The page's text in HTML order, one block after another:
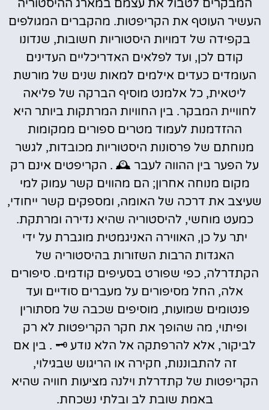
המבקרים לטבול את עצמם במארג ההיסטוריה
העשיר העוטף את הקריפטות. מהקברים המגולפים
בקפידה של דמויות היסטוריות חשובות, שנדונו
קודם לכן, ועד לפלאים האדריכליים העדינים
העומדים כעדים אילמים למאות שנים של מורשת
ליטאית, כל אלמנט מוסיף הברקה של פליאה
לחוויית המבקר. בין החוויות המרתקות ביותר היא
ההזדמנות לעמוד מטרים ספורים ממקומות
מנוחתם של פרסונות היסטוריות מכובדות, לגשר
על הפער בין ההווה לעבר 🕰️ . הקריפטים אינם רק
מקום מנוחה אחרון; הם מהווים קשר עמוק למי
שעיצב את דרכה של האומה, ומספקים קשר ייחודי,
כמעט מוחשי, להיסטוריה שהיא נדירה ומרתקת.
יתר על כן, האווירה האניגמטית מוגברת על ידי
האגדות הרבות השזורות בהיסטוריה של
הקתדרלה, כפי שפורט בסעיפים קודמים. סיפורים
אלה, החל מסיפורים על מעברים סודיים ועד
פנטומים שמועות, מוסיפים שכבה של מסתורין
ופיתוי, מה שהופך את חקר הקריפטות לא רק
לביקור, אלא להרפתקה אל הלא נודע 🗝️ . בין אם
זה להתבוננות, חקירה או הריגוש שבגילוי,
הקריפטות של קתדרלת וילנה מציעות חוויה שהיא
באמת שובת לב ובלתי נשכחת.